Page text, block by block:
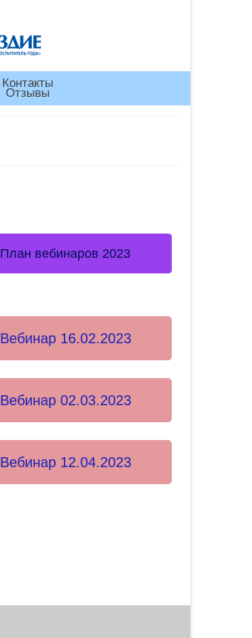
Контакты
Отзывы
План вебинаров 2023
Вебинар 16.02.2023
Вебинар 02.03.2023
Вебинар 12.04.2023